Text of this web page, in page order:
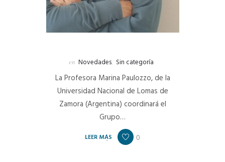
en Novedades, Sin categoría
La Profesora Marina Paulozzo, de la
Universidad Nacional de Lomas de
Zamora (Argentina) coordinará el
Grupo…
LEER MÁS 0